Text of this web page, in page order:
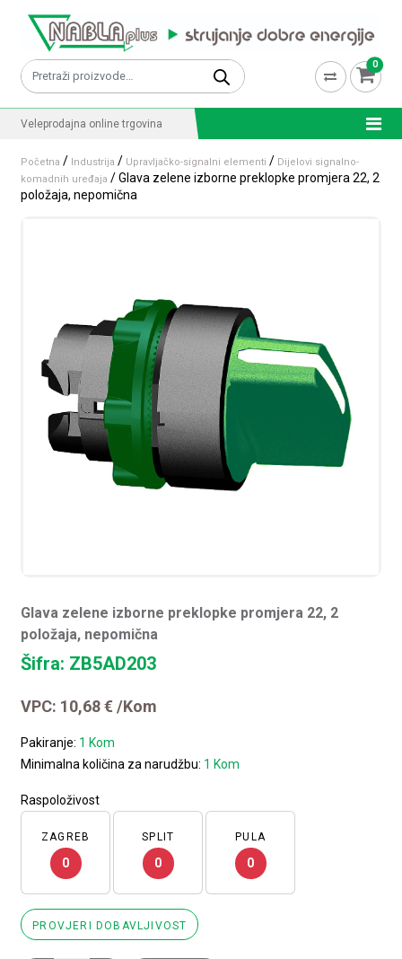
Pretraži: 0
Veleprodajna online trgovina
Početna / Industrija / Upravljačko-signalni elementi / Dijelovi signalno-
komadnih uređaja / Glava zelene izborne preklopke promjera 22, 2
položaja, nepomična
Glava zelene izborne preklopke promjera 22, 2
položaja, nepomična
Šifra: ZB5AD203
VPC: 10,68€ /Kom
Pakiranje: 1 Kom
Minimalna količina za narudžbu: 1 Kom
Raspoloživost
ZAGREB
0
SPLIT
0
PULA
0
PROVJERI DOBAVLJIVOST